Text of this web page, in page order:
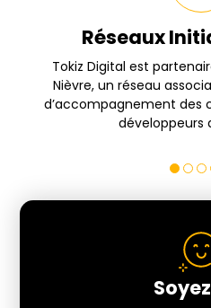
Réseaux
Tokiz Digital est
Nièvre, un réseau
d’accompagnement des
développeurs